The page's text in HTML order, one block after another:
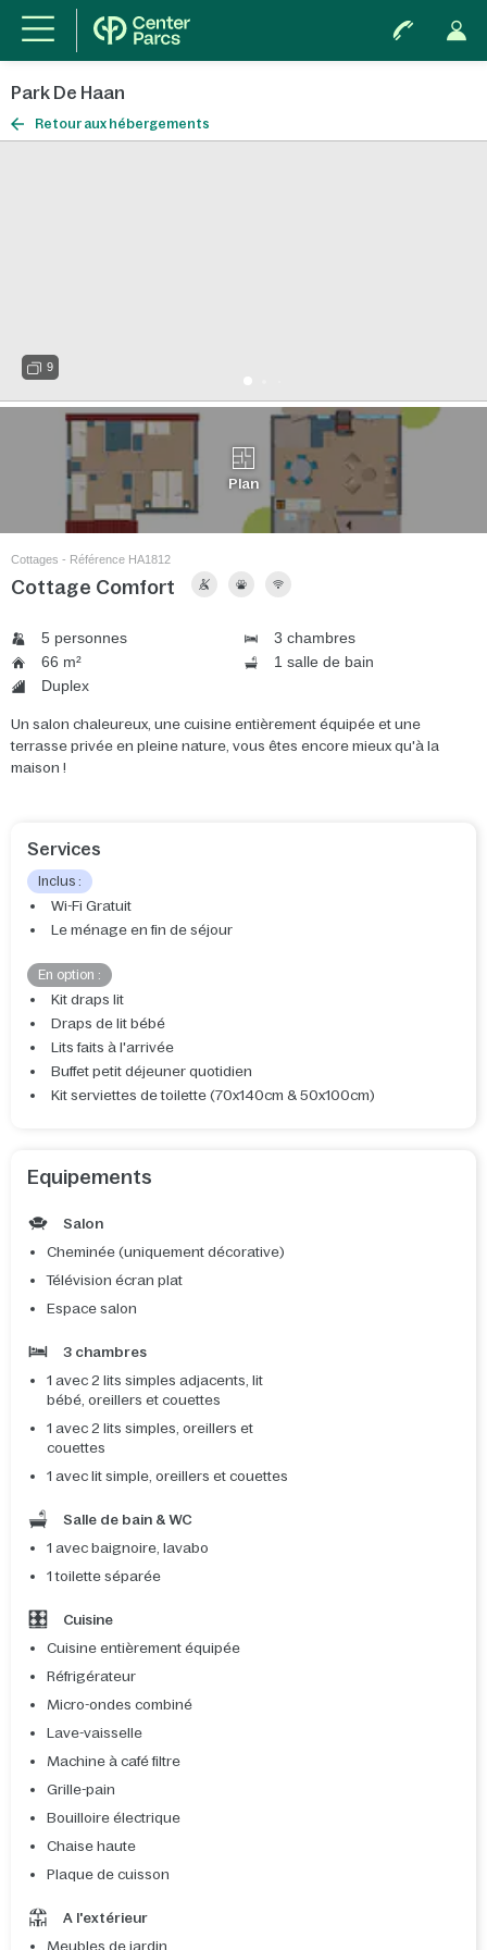
Park De Haan
Retour aux hébergements
9
Plan
Cottages - Référence HA1812
Cottage Comfort
5 personnes
3 chambres
66 m²
1 salle de bain
Duplex
Un salon chaleureux, une cuisine entièrement équipée et une
terrasse privée en pleine nature, vous êtes encore mieux qu'à la
maison !
Services
Inclus :
Wi-Fi Gratuit
Le ménage en fin de séjour
En option :
Kit draps lit
Draps de lit bébé
Lits faits à l'arrivée
Buffet petit déjeuner quotidien
Kit serviettes de toilette (70x140cm & 50x100cm)
Equipements
Salon
Cheminée (uniquement décorative)
Télévision écran plat
Espace salon
3 chambres
1 avec 2 lits simples adjacents, lit
bébé, oreillers et couettes
1 avec 2 lits simples, oreillers et
couettes
1 avec lit simple, oreillers et couettes
Salle de bain & WC
1 avec baignoire, lavabo
1 toilette séparée
Cuisine
Cuisine entièrement équipée
Réfrigérateur
Micro-ondes combiné
Lave-vaisselle
Machine à café filtre
Grille-pain
Bouilloire électrique
Chaise haute
Plaque de cuisson
A l'extérieur
Meubles de jardin